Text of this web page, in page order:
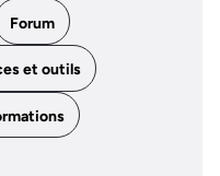
Forum
et outils